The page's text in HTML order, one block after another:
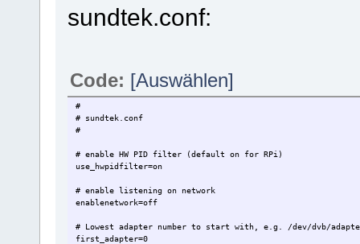
sundtek.conf:
Code: [Auswählen]
#
# sundtek.conf
#
# enable HW PID filter (default on for RPi)
use_hwpidfilter=on
# enable listening on network
enablenetwork=off
# Lowest adapter number to start with, e.g. /dev/dvb/
first_adapter=0